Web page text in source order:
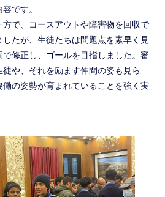
です。
で、コースアウトや障害物を回収で
たが、生徒たちは問題点を素早く見
修正し、ゴールを目指しました。審
や、それを励ます仲間の姿も見ら
の姿勢が育まれていることを強く実